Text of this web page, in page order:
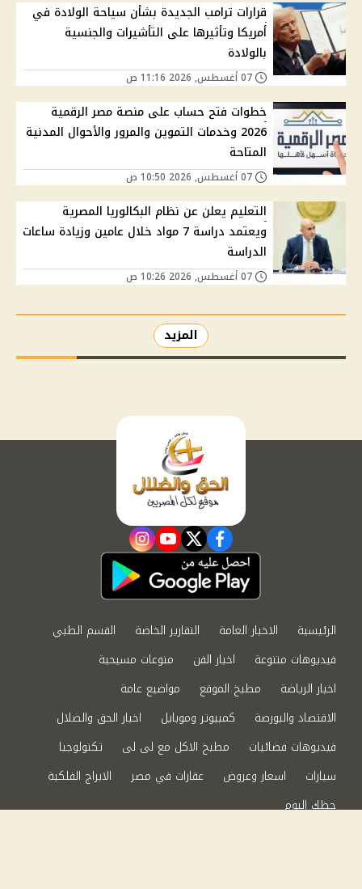
قرارات ترامب الجديدة بشأن سياحة الولادة في
أمريكا وتأثيرها على التأشيرات والجنسية
بالولادة
خطوات فتح حساب على منصة مصر الرقمية
2026 وخدمات التموين والمرور والأحوال المدنية
المتاحة
التعليم يعلن عن نظام البكالوريا المصرية
ويعتمد دراسة 7 مواد خلال عامين وزيادة ساعات
الدراسة
المزيد
facebook
twitter
youtube
instagram
الرئيسية الاخبار العامة التقارير الخاصة
القسم الطبي
فيديوهات متنوعة
اخبار الفن
منوعات مسيحية
اخبار الرياضة
مطبخ الموقع
مواضيع عامة
الاقتصاد والبورصة
كمبيوتر وموبايل
اخبار الحق والضلال
فيديوهات فضائيات
مطبخ الاكل مع لى لى
تكنولوجيا
سيارات
اسعار وعروض عقارات في مصر
الابراج الفلكية
حظك اليوم